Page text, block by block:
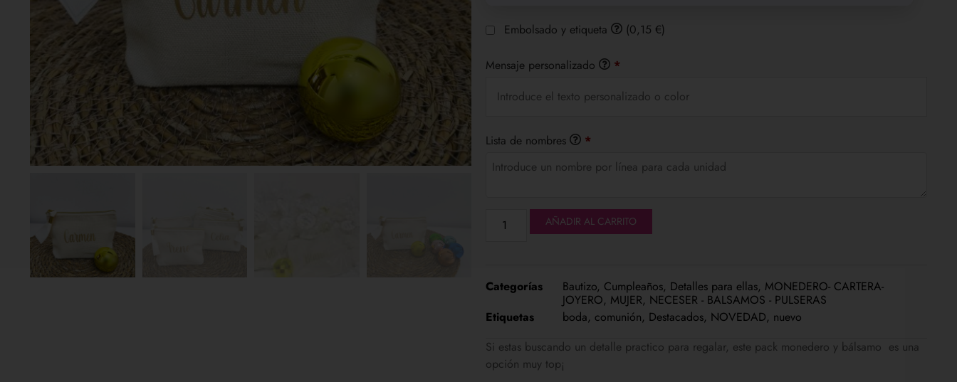
Embolsado y etiqueta (0,15 €)
Mensaje personalizado *
Lista de nombres *
AÑADIR AL CARRITO
Categorías Bautizo, Cumpleaños, Detalles para ellas, MONEDERO- CARTERA-
JOYERO, MUJER, NECESER - BALSAMOS - PULSERAS
Etiquetas
boda, comunión, Destacados, NOVEDAD, nuevo
Si estas buscando un detalle practico para regalar, este pack monedero y bálsamo es una
opción muy top¡